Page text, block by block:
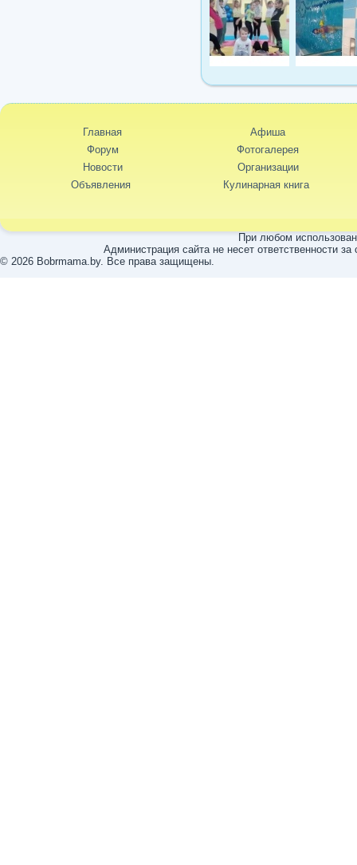
Главная
Форум
Новости
Объявления
Афиша
Фотогалерея
Организации
Кулинарная книга
При любом
Администрация сайта не несет ответственности
© 2026 Bobrmama.by. Все права защищены.